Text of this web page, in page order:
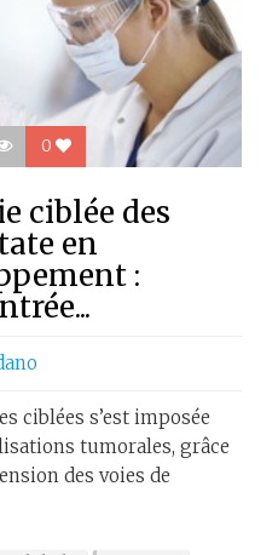
0
ciblée des
en
:
ciblées s’est imposée
tumorales, grâce
des voies de